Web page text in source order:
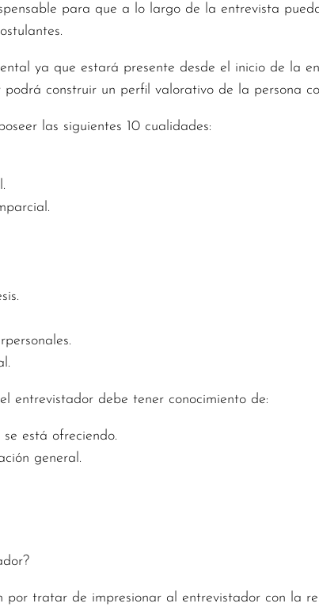
para que a lo largo de la entrevista
ya que estará presente desde el inicio de la
construir un perfil valorativo de la persona
las siguientes 10 cualidades:
entrevistador debe tener conocimiento de:
está ofreciendo.
general.
por tratar de impresionar al entrevistador con la